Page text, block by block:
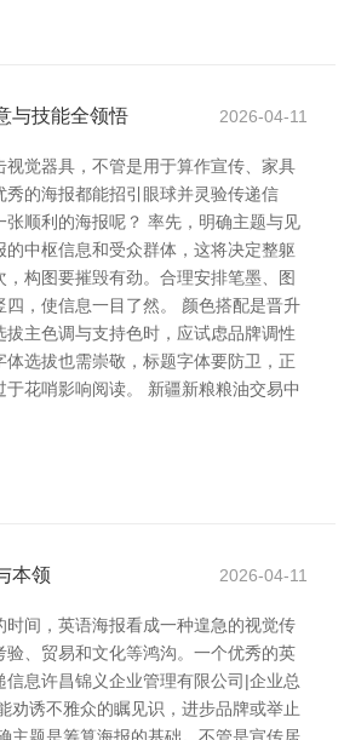
与技能全领悟 2026-04-11
视觉器具，不管是用于算作宣传、家具
秀的海报都能招引眼球并灵验传递信
张顺利的海报呢？ 率先，明确主题与见
中枢信息和受众群体，这将决定整躯
构图要摧毁有劲。合理安排笔墨、图
四，使信息一目了然。 颜色搭配是晋升
主色调与支持色时，应试虑品牌调性
选拔也需崇敬，标题字体要防卫，正
花哨影响阅读。 新疆新粮粮油交易中
本领 2026-04-11
时间，英语海报看成一种遑急的视觉传
验、贸易和文化等鸿沟。一个优秀的英
息许昌锦义企业管理有限公司|企业总
劝诱不雅众的瞩见识，进步品牌或举止